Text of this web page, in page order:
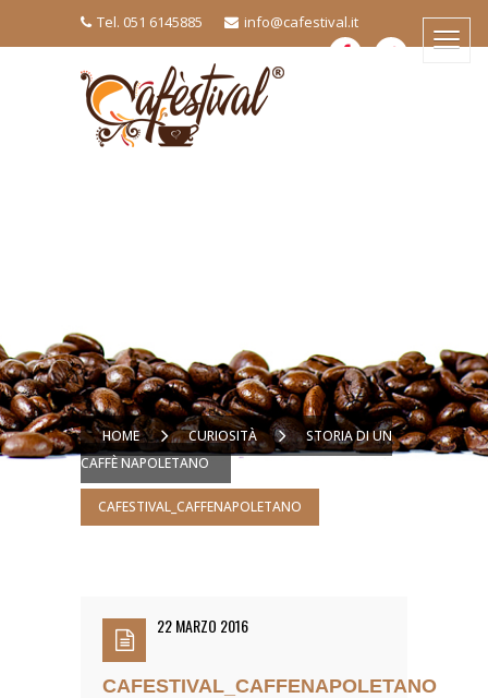
Tel. 051 6145885 info@cafestival.it
HOME CURIOSITÀ
STORIA DI UN
CAFFÈ NAPOLETANO
CAFESTIVAL_CAFFENAPOLETANO
22 MARZO 2016
CAFESTIVAL_CAFFENAPOLETANO